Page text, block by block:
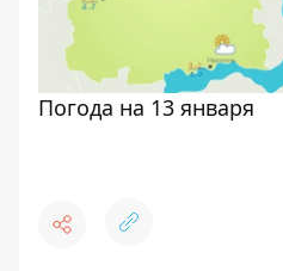
Погода на 13 января